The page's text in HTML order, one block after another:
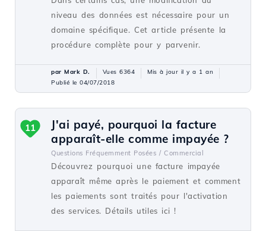
niveau des données est nécessaire pour un
domaine spécifique. Cet article présente la
procédure complète pour y parvenir.
par Mark D. Vues 6364
Mis à jour il y a 1 an
Publié le 04/07/2018
J'ai payé, pourquoi la facture
apparaît-elle comme impayée ?
Questions Fréquemment Posées / Commercial
Découvrez pourquoi une facture impayée
apparaît même après le paiement et comment
les paiements sont traités pour l'activation
des services. Détails utiles ici !
11